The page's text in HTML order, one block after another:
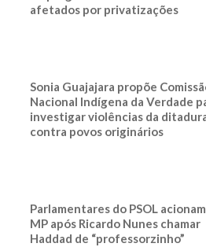
afetados por privatizações
Sonia Guajajara propõe
Nacional Indígena da Verdade
investigar violências da
contra povos originários
Parlamentares do PSOL acionam
MP após Ricardo Nunes chamar
Haddad de “professorzinho”